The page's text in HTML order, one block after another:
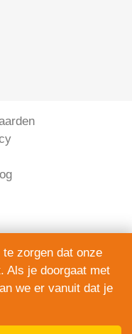
van
90914872
zorgen dat onze
Als je doorgaat met
we er vanuit dat je